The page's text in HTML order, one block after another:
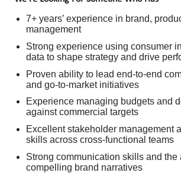
7+ years’ experience in brand,
management
Strong experience using consumer
data to shape strategy and drive
Proven ability to lead end-to-end
and go-to-market initiatives
Experience managing budgets and
against commercial targets
Excellent stakeholder management
skills across cross-functional teams
Strong communication skills and the
compelling brand narratives